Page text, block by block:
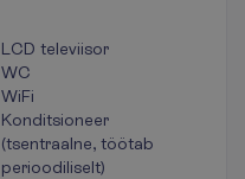
LCD televiisor
WC
WiFi
Konditsioneer
(tsentraalne, töötab
perioodiliselt)